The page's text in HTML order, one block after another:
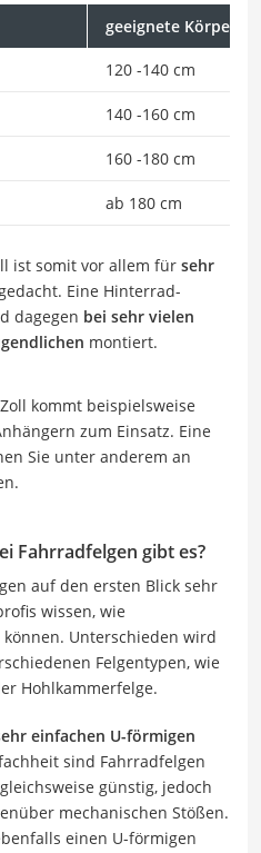
geeignete
120 -140 cm
140 -160 cm
160 -180 cm
ab 180 cm
ist somit vor allem für sehr
Eine Hinterrad-
dagegen bei sehr vielen
montiert.
kommt beispielsweise
zum Einsatz. Eine
Sie unter anderem an
Fahrradfelgen gibt es?
auf den ersten Blick sehr
wissen, wie
Unterschieden wird
Felgentypen, wie
Hohlkammerfelge.
einfachen U-förmigen
sind Fahrradfelgen
günstig, jedoch
mechanischen Stößen.
einen U-förmigen